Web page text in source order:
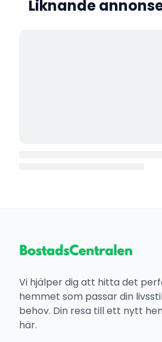
Liknande
Vi hjälper dig att hitta det
hemmet som passar din
behov. Din resa till ett nytt
här.